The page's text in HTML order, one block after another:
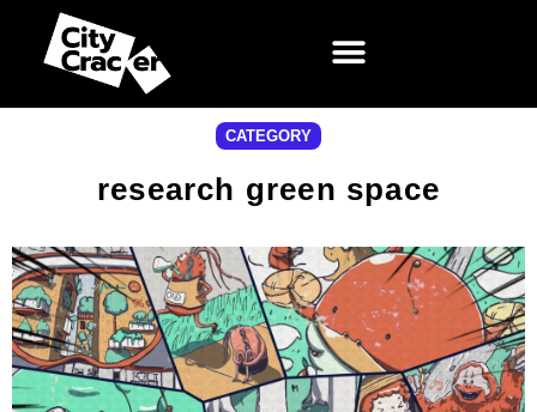
CATEGORY
research green space